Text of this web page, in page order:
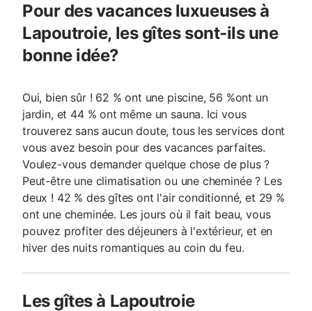
Pour des vacances luxueuses à
Lapoutroie, les gîtes sont-ils une
bonne idée?
Oui, bien sûr ! 62 % ont une piscine, 56 %ont un
jardin, et 44 % ont même un sauna. Ici vous
trouverez sans aucun doute, tous les services dont
vous avez besoin pour des vacances parfaites.
Voulez-vous demander quelque chose de plus ?
Peut-être une climatisation ou une cheminée ? Les
deux ! 42 % des gîtes ont l'air conditionné, et 29 %
ont une cheminée. Les jours où il fait beau, vous
pouvez profiter des déjeuners à l'extérieur, et en
hiver des nuits romantiques au coin du feu.
Les gîtes à Lapoutroie